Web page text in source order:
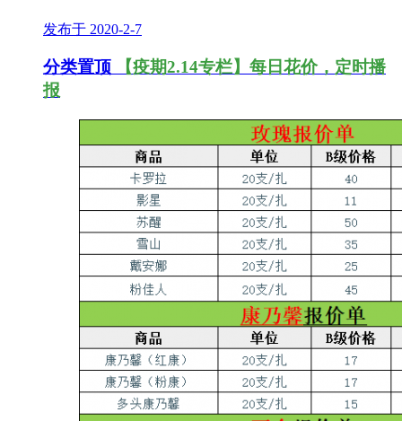
发布于 2020-2-7
分类置顶
【疫期2.14专栏】每日花价，定时播
报